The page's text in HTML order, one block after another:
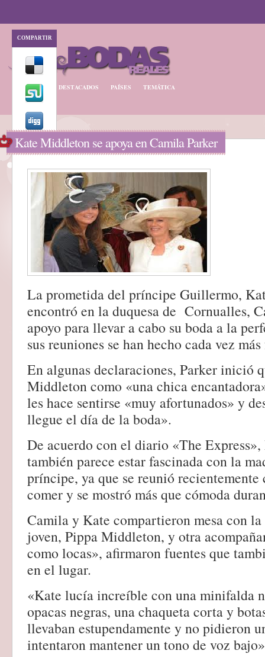
BODA REAL DESTACADOS PAÍSES TEMÁTICA
COMPARTIR
Kate Middleton se apoya en Camila Parker
La prometida del príncipe Guillermo,
encontró en la duquesa de Cornualles,
apoyo para llevar a cabo su boda a la
sus reuniones se han hecho cada vez
En algunas declaraciones, Parker inició
Middleton como «una chica
les hace sentirse «muy afortunados» y
llegue el día de la boda».
De acuerdo con el diario «The
también parece estar fascinada con la
príncipe, ya que se reunió recientemente
comer y se mostró más que cómoda
Camila y Kate compartieron mesa con la
joven, Pippa Middleton, y otra
como locas», afirmaron fuentes que
en el lugar.
«Kate lucía increíble con una minifalda
opacas negras, una chaqueta corta y
llevaban estupendamente y no pidieron
intentaron mantener un tono de voz